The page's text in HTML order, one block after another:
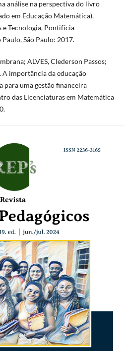
análise na perspectiva do livro
em Educação Matemática),
e Tecnologia, Pontifícia
São Paulo: 2017.
ALVES, Clederson Passos;
A importância da educação
para uma gestão financeira
das Licenciaturas em Matemática